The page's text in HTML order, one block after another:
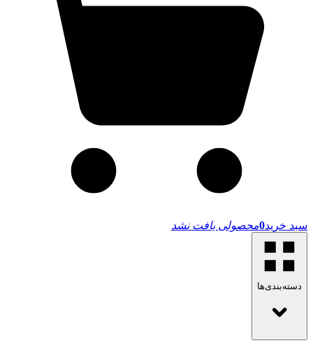
سبد خرید0محصولی یافت نشد
دسته‌بندی‌ها